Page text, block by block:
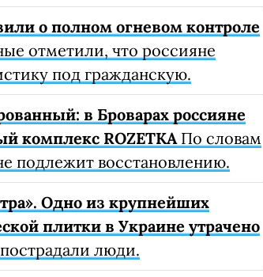
о полном огневом контроле
отметили, что россияне
под гражданскую.
в Броварах россияне
комплекс ROZETKAПо словам
подлежит восстановлению.
Одно из крупнейших
плитки в Украине утрачено
люди.